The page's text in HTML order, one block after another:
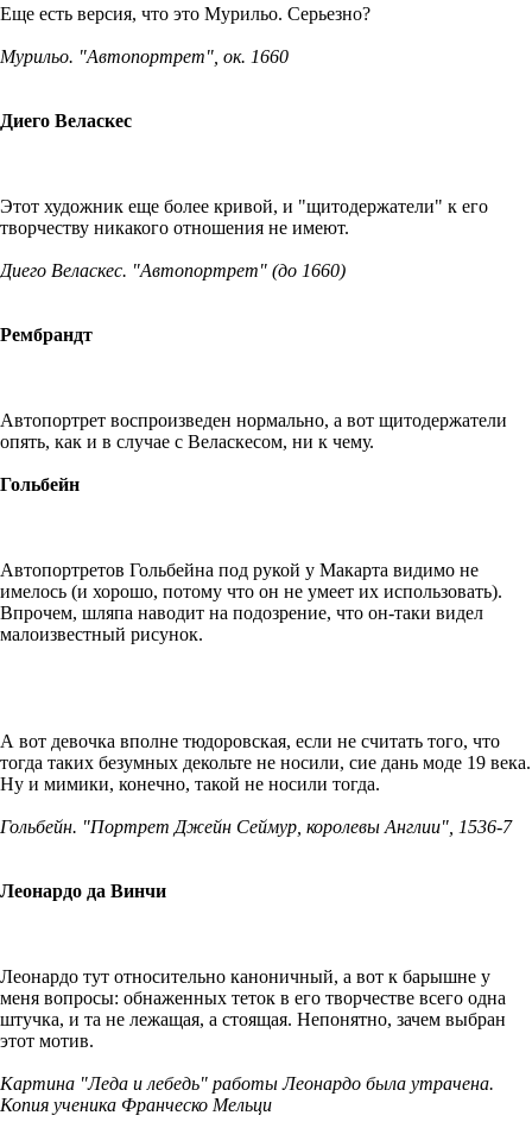
Еще есть версия, что это Мурильо. Серьезно?
Мурильо. "Автопортрет", ок. 1660
Диего Веласкес
Этот художник еще более кривой, и "щитодержатели" к его
творчеству никакого отношения не имеют.
Диего Веласкес. "Автопортрет" (до 1660)
Рембрандт
Автопортрет воспроизведен нормально, а вот щитодержатели
опять, как и в случае с Веласкесом, ни к чему.
Гольбейн
Автопортретов Гольбейна под рукой у Макарта видимо не
имелось (и хорошо, потому что он не умеет их использовать).
Впрочем, шляпа наводит на подозрение, что он-таки видел
малоизвестный рисунок.
А вот девочка вполне тюдоровская, если не считать того, что
тогда таких безумных декольте не носили, сие дань моде 19 века.
Ну и мимики, конечно, такой не носили тогда.
Гольбейн. "Портрет Джейн Сеймур, королевы Англии", 1536-7
Леонардо да Винчи
Леонардо тут относительно каноничный, а вот к барышне у
меня вопросы: обнаженных теток в его творчестве всего одна
штучка, и та не лежащая, а стоящая. Непонятно, зачем выбран
этот мотив.
Картина "Леда и лебедь" работы Леонардо была утрачена.
Копия ученика Франческо Мельци